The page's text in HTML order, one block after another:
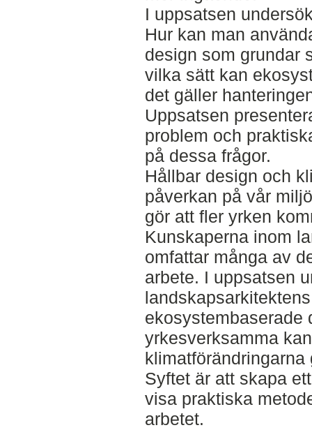
I uppsatsen
Hur kan man
design som grundar
vilka sätt kan
det gäller
Uppsatsen
problem och
på dessa frågor.
Hållbar design och
påverkan på vår
gör att fler yrken
Kunskaperna inom
omfattar många av
arbete. I uppsatsen
ekosystembaserade
yrkesverksamma
Syftet är att skapa
visa praktiska
arbetet.